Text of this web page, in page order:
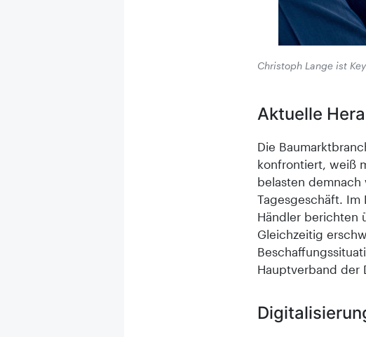
Christoph Lange ist
Aktuelle
Die
konfrontiert, weiß
belasten demnach
Tagesgeschäft. Im
Händler berichten
Gleichzeitig
Hauptverband der